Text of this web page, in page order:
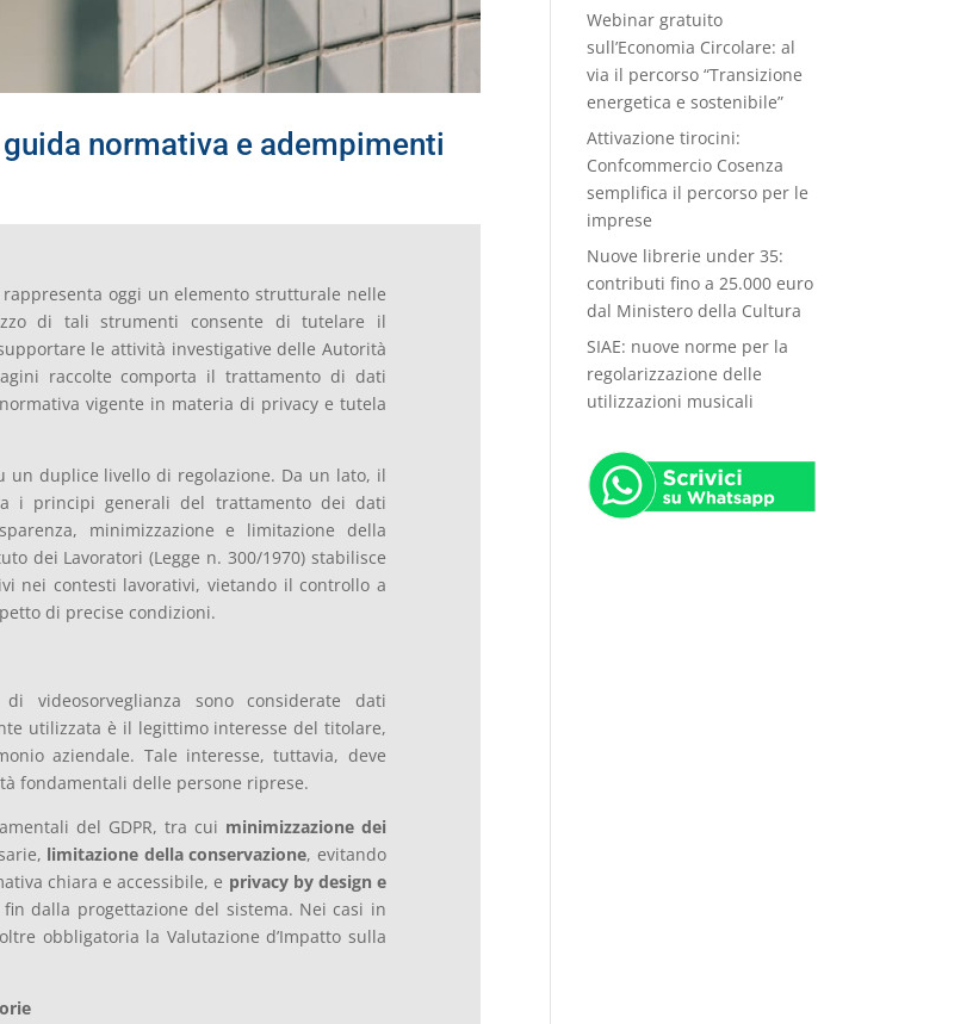
normativa e adempimenti
oggi un elemento strutturale nelle
di tali strumenti consente di tutelare il
le attività investigative delle Autorità
raccolte comporta il trattamento di dati
vigente in materia di privacy e tutela
duplice livello di regolazione. Da un lato, il
i principi generali del trattamento dei dati
minimizzazione e limitazione della
dei Lavoratori (Legge n. 300/1970) stabilisce
nei contesti lavorativi, vietando il controllo a
di precise condizioni.
videosorveglianza sono considerate dati
utilizzata è il legittimo interesse del titolare,
aziendale. Tale interesse, tuttavia, deve
fondamentali delle persone riprese.
del GDPR, tra cui minimizzazione dei
limitazione della conservazione, evitando
chiara e accessibile, e privacy by design e
dalla progettazione del sistema. Nei casi in
obbligatoria la Valutazione d’Impatto sulla
Webinar gratuito
sull’Economia Circolare: al
via il percorso “Transizione
energetica e sostenibile”
Attivazione tirocini:
Confcommercio Cosenza
semplifica il percorso per le
imprese
Nuove librerie under 35:
contributi fino a 25.000 euro
dal Ministero della Cultura
SIAE: nuove norme per la
regolarizzazione delle
utilizzazioni musicali